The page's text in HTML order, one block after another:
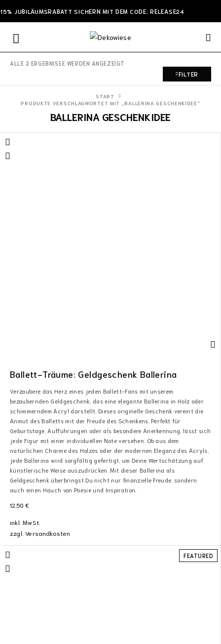
15% JUBILÄUMSRABATT SICHERN MIT DEM CODE: RELEASE24
ALLE 2 ERGEBNISSE WERDEN ANGEZEIGT
FILTER
BALLERINA GESCHENKIDEE
START
PRODUKTE VERSCHLAGWORTET MIT „BALLERINA GESCHENKIDEE“
Ballett-Träume: Geldgeschenk Ballerina
Verzaubere das Herz eines jeden Ballett-Fans mit unserem
bezaubernden Geldgeschenk, das eine elegante Ballerina in Holz oder
schimmerndem Acryl darstellt. Dieses originelle Geschenk vereint die
Anmut des Balletts mit der Freude des Schenkens. Perfekt für
Geburtstage, Aufführungen oder als besondere Anerkennung, lässt sich
jede Figur mit einer individuellen Note versehen. Ob aus dem
natürlichen Charme des Holzes oder der modernen Eleganz des Acryls,
jede Ballerina wird sorgfältig gefertigt, um Deine Wertschätzung auf
künstlerische Weise auszudrücken. Mit dieser Ballerina als
Geldgeschenk überbringst Du nicht nur finanzielle Freude, sondern
auch einen Hauch von Poesie und Inspiration.
12,50 €
inkl. MwSt.
zzgl.Versandkosten
FEATURED